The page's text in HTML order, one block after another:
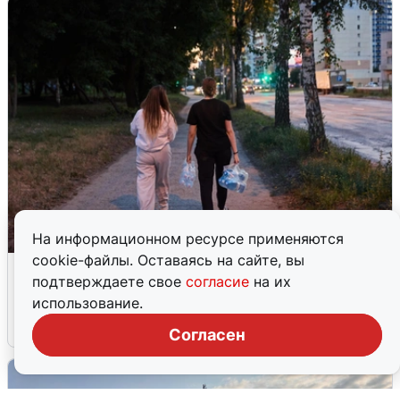
На информационном ресурсе применяются
cookie-файлы. Оставаясь на сайте, вы
подтверждаете свое согласие на их
использование.
Согласен
Опубликована карта отключений
воды в Воронеже
6 августа